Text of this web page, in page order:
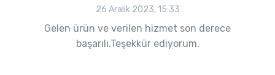
26 Aralık 2023, 15:33
Gelen ürün ve verilen hizmet son derece
başarılı.Teşekkür ediyorum.